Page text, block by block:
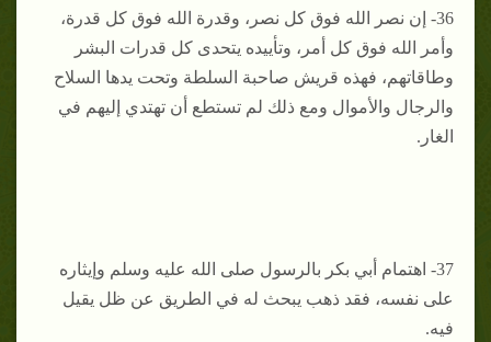
36- إن نصر الله فوق كل نصر، وقدرة الله فوق كل قدرة،
وأمر الله فوق كل أمر، وتأييده يتحدى كل قدرات البشر
وطاقاتهم، فهذه قريش صاحبة السلطة وتحت يدها السلاح
والرجال والأموال ومع ذلك لم تستطع أن تهتدي إليهم في
الغار.
37- اهتمام أبي بكر بالرسول صلى الله عليه وسلم وإيثاره
على نفسه، فقد ذهب يبحث له في الطريق عن ظل يقيل
فيه.